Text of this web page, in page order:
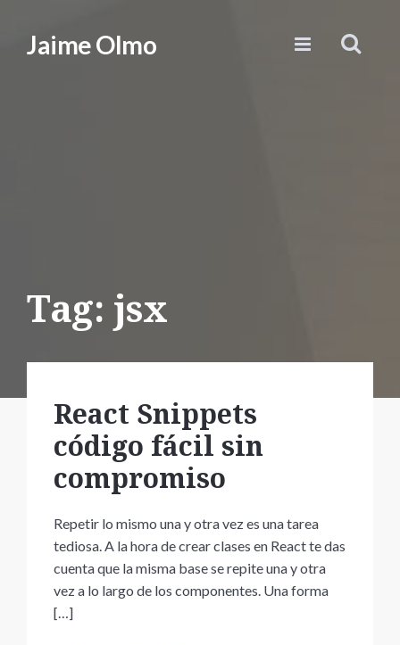
Jaime Olmo
Tag: jsx
React Snippets
código fácil sin
compromiso
Repetir lo mismo una y otra vez es una tarea
tediosa. A la hora de crear clases en React te das
cuenta que la misma base se repite una y otra
vez a lo largo de los componentes. Una forma
[…]